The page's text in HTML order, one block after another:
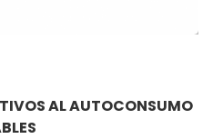
AL AUTOCONSUMO